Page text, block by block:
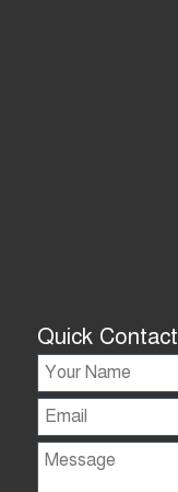
Quick Contact